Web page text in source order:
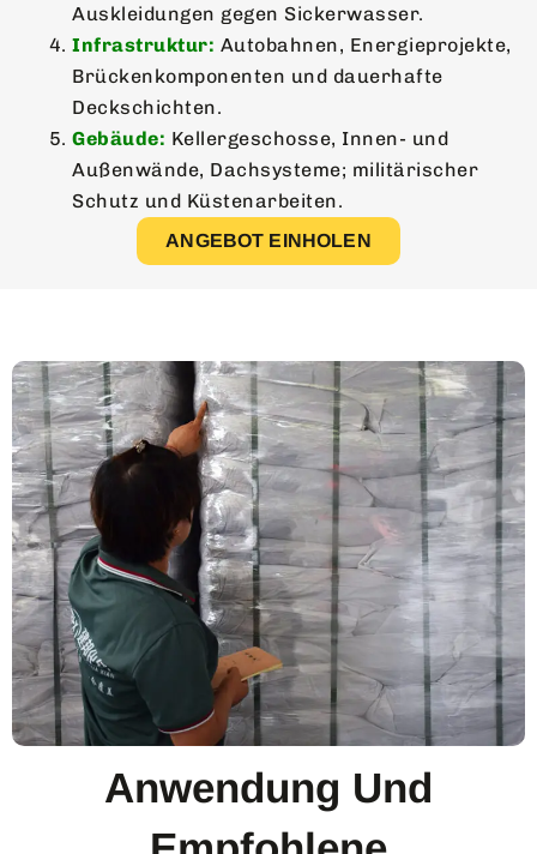
Auskleidungen gegen Sickerwasser.
Infrastruktur: Autobahnen, Energieprojekte,
Brückenkomponenten und dauerhafte
Deckschichten.
Gebäude: Kellergeschosse, Innen- und
Außenwände, Dachsysteme; militärischer
Schutz und Küstenarbeiten.
ANGEBOT EINHOLEN
Anwendung Und